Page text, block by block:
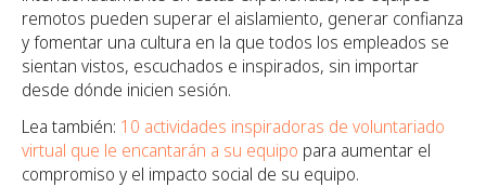
remotos pueden superar el aislamiento, generar confianza
y fomentar una cultura en la que todos los empleados se
sientan vistos, escuchados e inspirados, sin importar
desde dónde inicien sesión.
Lea también: 10 actividades inspiradoras de voluntariado
virtual que le encantarán a su equipo para aumentar el
compromiso y el impacto social de su equipo.